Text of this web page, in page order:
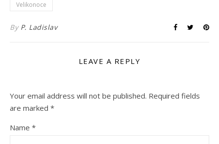
Velikonoce
By P. Ladislav
LEAVE A REPLY
Your email address will not be published. Required fields
are marked *
Name *